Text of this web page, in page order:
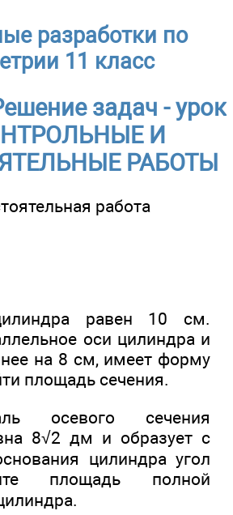
разработки по
11 класс
задач - урок
И
РАБОТЫ
работа
равен 10 см.
оси цилиндра и
на 8 см, имеет форму
площадь сечения.
осевого сечения
8√2 дм и образует с
цилиндра угол
площадь полной